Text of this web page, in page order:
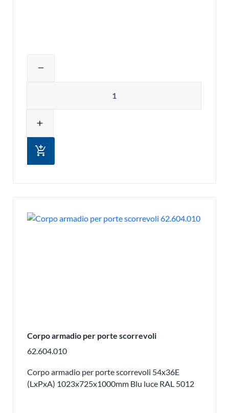
remove
add
add_shopping_cart
Corpo armadio per porte scorrevoli
62.604.010
Corpo armadio per porte scorrevoli 54x36E
(LxPxA) 1023x725x1000mm Blu luce RAL 5012